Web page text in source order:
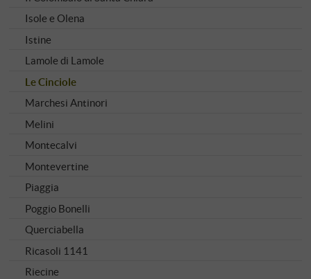
Isole e Olena
Istine
Lamole di Lamole
Le Cinciole
Marchesi Antinori
Melini
Montecalvi
Montevertine
Piaggia
Poggio Bonelli
Querciabella
Ricasoli 1141
Riecine